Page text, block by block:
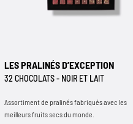
LES PRALINÉS D’EXCEPTION
32 CHOCOLATS - NOIR ET LAIT
Assortiment de pralinés fabriqués avec les
meilleurs fruits secs du monde.